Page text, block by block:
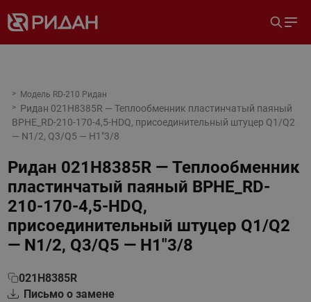
Модель RD-210 Ридан
Ридан 021H8385R — Теплообменник пластинчатый паяный
BPHE_RD-210-170-4,5-HDQ, присоединительный штуцер Q1/Q2
— N1/2, Q3/Q5 — H1"3/8
Ридан 021H8385R — Теплообменник
пластинчатый паяный BPHE_RD-
210-170-4,5-HDQ,
присоединительный штуцер Q1/Q2
— N1/2, Q3/Q5 — H1"3/8
021H8385R
Письмо о замене